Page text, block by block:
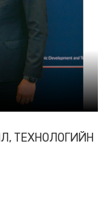
ТЕХНОЛОГИЙН